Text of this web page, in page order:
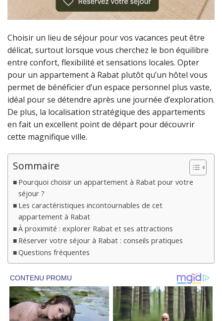
Choisir un lieu de séjour pour vos vacances peut être
délicat, surtout lorsque vous cherchez le bon équilibre
entre confort, flexibilité et sensations locales. Opter
pour un appartement à Rabat plutôt qu’un hôtel vous
permet de bénéficier d’un espace personnel plus vaste,
idéal pour se détendre après une journée d’exploration.
De plus, la localisation stratégique des appartements
en fait un excellent point de départ pour découvrir
cette magnifique ville.
Sommaire
Pourquoi choisir un appartement à Rabat pour votre
séjour ?
Les caractéristiques incontournables de cet
appartement à Rabat
À proximité : explorer Rabat et ses attractions
Réserver votre séjour à Rabat : conseils pratiques
Questions fréquentes